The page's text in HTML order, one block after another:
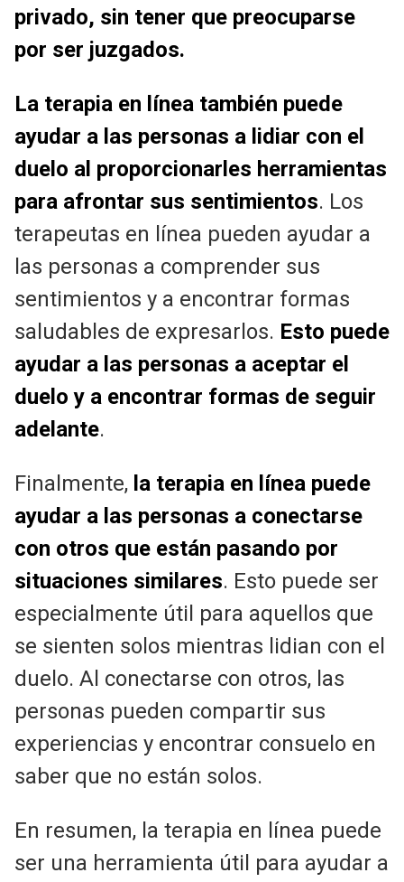
privado, sin tener que preocuparse
por ser juzgados.
La terapia en línea también puede
ayudar a las personas a lidiar con el
duelo al proporcionarles herramientas
para afrontar sus sentimientos. Los
terapeutas en línea pueden ayudar a
las personas a comprender sus
sentimientos y a encontrar formas
saludables de expresarlos. Esto puede
ayudar a las personas a aceptar el
duelo y a encontrar formas de seguir
adelante.
Finalmente, la terapia en línea puede
ayudar a las personas a conectarse
con otros que están pasando por
situaciones similares. Esto puede ser
especialmente útil para aquellos que
se sienten solos mientras lidian con el
duelo. Al conectarse con otros, las
personas pueden compartir sus
experiencias y encontrar consuelo en
saber que no están solos.
En resumen, la terapia en línea puede
ser una herramienta útil para ayudar a